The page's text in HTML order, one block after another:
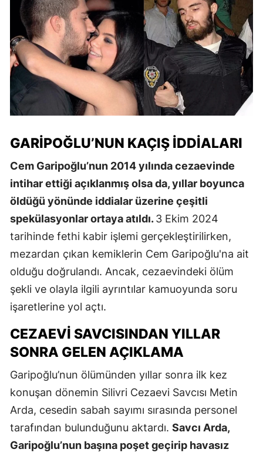
GARIPOĞLU’NUN KAÇIŞ İDDIALARI
Cem Garipoğlu’nun 2014 yılında cezaevinde
intihar ettiği açıklanmış olsa da, yıllar boyunca
öldüğü yönünde iddialar üzerine çeşitli
spekülasyonlar ortaya atıldı.3 Ekim 2024
tarihinde fethi kabir işlemi gerçekleştirilirken,
mezardan çıkan kemiklerin Cem Garipoğlu'na ait
olduğu doğrulandı. Ancak, cezaevindeki ölüm
şekli ve olayla ilgili ayrıntılar kamuoyunda soru
işaretlerine yol açtı.
CEZAEVI SAVCISINDAN YILLAR
SONRA GELEN AÇIKLAMA
Garipoğlu’nun ölümünden yıllar sonra ilk kez
konuşan dönemin Silivri Cezaevi Savcısı Metin
Arda, cesedin sabah sayımı sırasında personel
tarafından bulunduğunu aktardı. Savcı Arda,
Garipoğlu’nun başına poşet geçirip havasız